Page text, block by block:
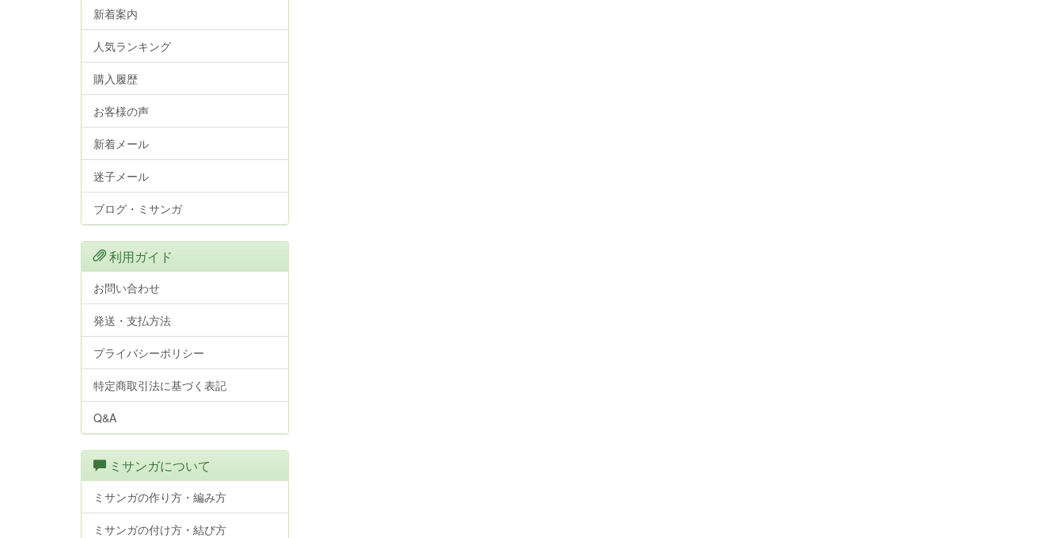
新着案内
人気ランキング
購入履歴
お客様の声
新着メール
迷子メール
ブログ・ミサンガ
利用ガイド
お問い合わせ
発送・支払方法
プライバシーポリシー
特定商取引法に基づく表記
Q&A
ミサンガについて
ミサンガの作り方・編み方
ミサンガの付け方・結び方